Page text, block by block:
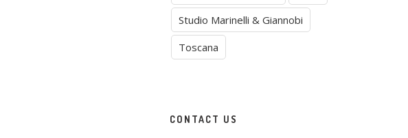
Studio Marinelli & Giannobi
Toscana
CONTACT US